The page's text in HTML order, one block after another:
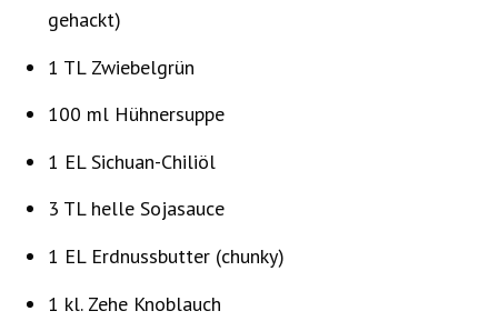
gehackt)
1 TL Zwiebelgrün
100 ml Hühnersuppe
1 EL Sichuan-Chiliöl
3 TL helle Sojasauce
1 EL Erdnussbutter (chunky)
1 kl. Zehe Knoblauch